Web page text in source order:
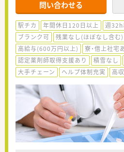
問い合わせる
駅チカ 年間休日120日以上 週32h
ブランク可
残業なし(ほぼなし含む)
高給与(600万円以上)
寮・借上社宅
認定薬剤師取得支援あり
積雪なし
大手チェーン
ヘルプ体制充実 高